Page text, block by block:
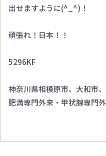
出せますように(^_^)！
頑張れ！日本！！
5296KF
神奈川県相模原市、大和市
肥満専門外来・甲状腺専門